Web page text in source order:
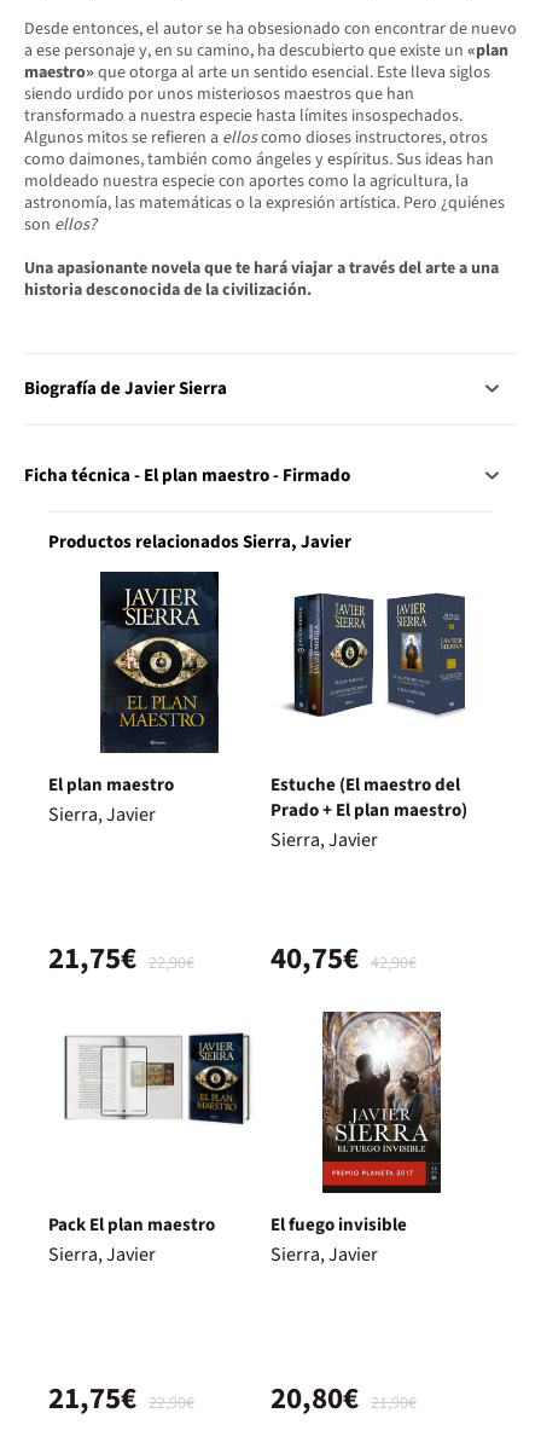
Desde entonces, el autor se ha obsesionado con encontrar de nuevo
a ese personaje y, en su camino, ha descubierto que existe un «plan
maestro» que otorga al arte un sentido esencial. Este lleva siglos
siendo urdido por unos misteriosos maestros que han
transformado a nuestra especie hasta límites insospechados.
Algunos mitos se refieren a elloscomo dioses instructores, otros
como daimones, también como ángeles y espíritus.Sus ideas han
moldeado nuestra especie con aportes como la agricultura, la
astronomía, las matemáticas o la expresión artística. Pero ¿quiénes
son ellos?
Una apasionante novela que te hará viajar a través del arte a una
historia desconocida de la civilización.
Biografía de Javier Sierra
Ficha técnica - El plan maestro - Firmado
Productos relacionados Sierra, Javier
El plan maestro
Sierra, Javier
22,90€
21,75€
Estuche (El maestro del
Prado + El plan maestro)
Sierra, Javier
42,90€
40,75€
Pack El plan maestro
Sierra, Javier
22,90€
21,75€
El fuego invisible
Sierra, Javier
21,90€
20,80€